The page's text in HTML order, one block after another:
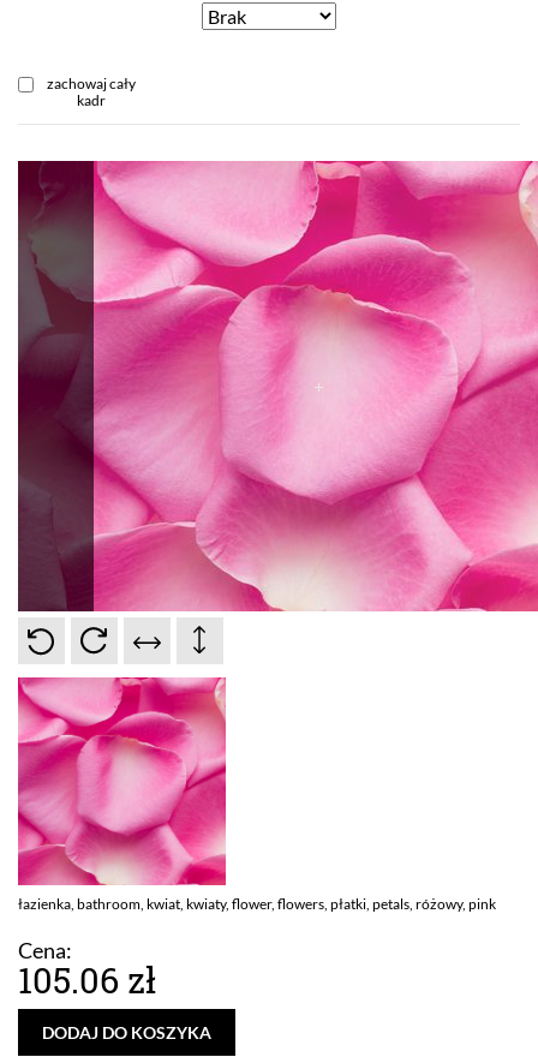
zachowaj cały
kadr
łazienka, bathroom, kwiat, kwiaty, flower, flowers, płatki, petals, różowy, pink
Cena:
105.06 zł
DODAJ DO KOSZYKA